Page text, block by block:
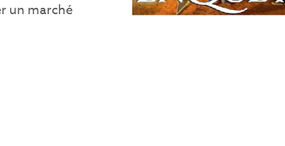
un marché